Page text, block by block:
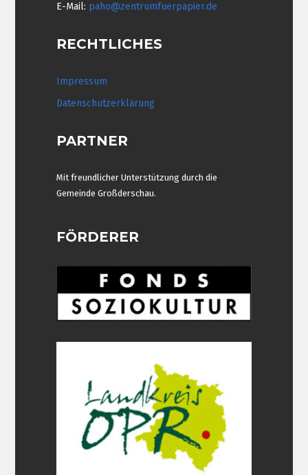
E-Mail: paho@zentrumfuerpapier.de
RECHTLICHES
Impressum
Datenschutzerklärung
PARTNER
Mit freundlicher Unterstützung durch die
Gemeinde Großderschau.
FÖRDERER